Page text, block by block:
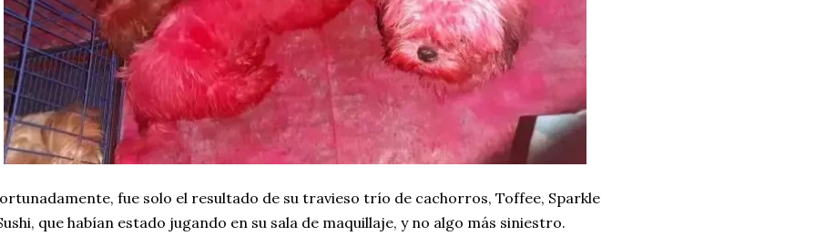
fue solo el resultado de su travieso trío de cachorros, Toffee, Sparkle
que habían estado jugando en su sala de maquillaje, y no algo más siniestro.